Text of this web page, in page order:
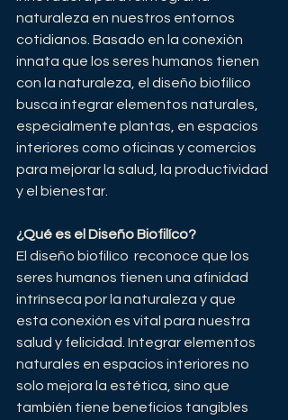
naturaleza en nuestros entornos
cotidianos. Basado en la conexión
innata que los seres humanos tienen
con la naturaleza, el diseño biofilíco
busca integrar elementos naturales,
especialmente plantas, en espacios
interiores como oficinas y comercios
para mejorar la salud, la productividad
y el bienestar.
¿Qué es el Diseño Biofilíco?
El diseño biofilíco  reconoce que los
seres humanos tienen una afinidad
intrínseca por la naturaleza y que
esta conexión es vital para nuestra
salud y felicidad. Integrar elementos
naturales en espacios interiores no
solo mejora la estética, sino que
también tiene beneficios tangibles